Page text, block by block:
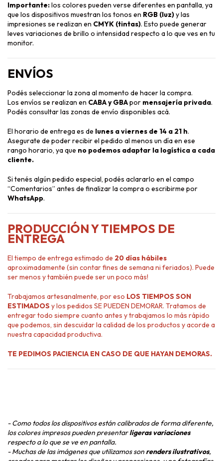
Importante:los colores pueden verse diferentes en pantalla, ya
que los dispositivos muestran los tonos en RGB (luz)y las
impresiones se realizan en CMYK (tintas). Esto puede generar
leves variaciones de brillo o intensidad respecto a lo que ves en tu
monitor.
ENVÍOS
Podés seleccionar la zona al momento de hacer la compra.
Los envíos se realizan en CABA y GBApor mensajería privada.
Podés consultar las zonas de envío disponibles acá.
El horario de entrega es de lunes a viernes de 14 a 21 h.
Asegurate de poder recibir el pedido al menos un día en ese
rango horario, ya que no podemos adaptar la logística a cada
cliente.
Si tenés algún pedido especial, podés aclararlo en el campo
“Comentarios” antes de finalizar la compra o escribirme por
WhatsApp.
PRODUCCIÓN Y TIEMPOS DE
ENTREGA
El tiempo de entrega estimado de 20 días hábiles
aproximadamente (sin contar fines de semana ni feriados). Puede
ser menos y también puede ser un poco más!
Trabajamos artesanalmente, por eso LOS TIEMPOS SON
ESTIMADOS y los pedidos SE PUEDEN DEMORAR. Tratamos de
entregar todo siempre cuanto antes y trabajamos lo más rápido
que podemos, sin descuidar la calidad de los productos y acorde a
nuestra capacidad productiva.
TE PEDIMOS PACIENCIA EN CASO DE QUE HAYAN DEMORAS.
- Como todos los dispositivos están calibrados de forma diferente,
los colores impresos pueden presentarligeras variaciones
respecto a lo que se ve en pantalla.
- Muchas de las imágenes que utilizamos sonrenders ilustrativos,